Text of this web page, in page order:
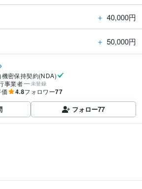
＋ 40,000円
＋ 50,000円
機密保持契約(NDA)
事業者
未登録
4.8フォロワー77
フォロー77